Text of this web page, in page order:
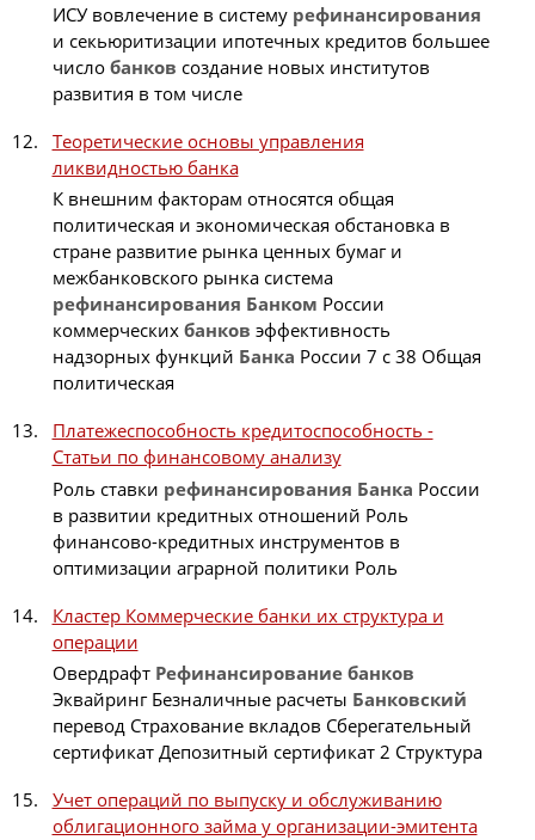
ИСУ вовлечение в систему рефинансирования
и секьюритизации ипотечных кредитов большее
число банков создание новых институтов
развития в том числе
Теоретические основы управления
ликвидностью банка
К внешним факторам относятся общая
политическая и экономическая обстановка в
стране развитие рынка ценных бумаг и
межбанковского рынка система
рефинансирования Банком России
коммерческих банков эффективность
надзорных функций Банка России 7 с 38 Общая
политическая
Платежеспособность кредитоспособность -
Статьи по финансовому анализу
Роль ставки рефинансирования Банка России
в развитии кредитных отношений Роль
финансово-кредитных инструментов в
оптимизации аграрной политики Роль
Кластер Коммерческие банки их структура и
операции
Овердрафт Рефинансирование банков
Эквайринг Безналичные расчеты Банковский
перевод Страхование вкладов Сберегательный
сертификат Депозитный сертификат 2 Структура
Учет операций по выпуску и обслуживанию
облигационного займа у организации-эмитента